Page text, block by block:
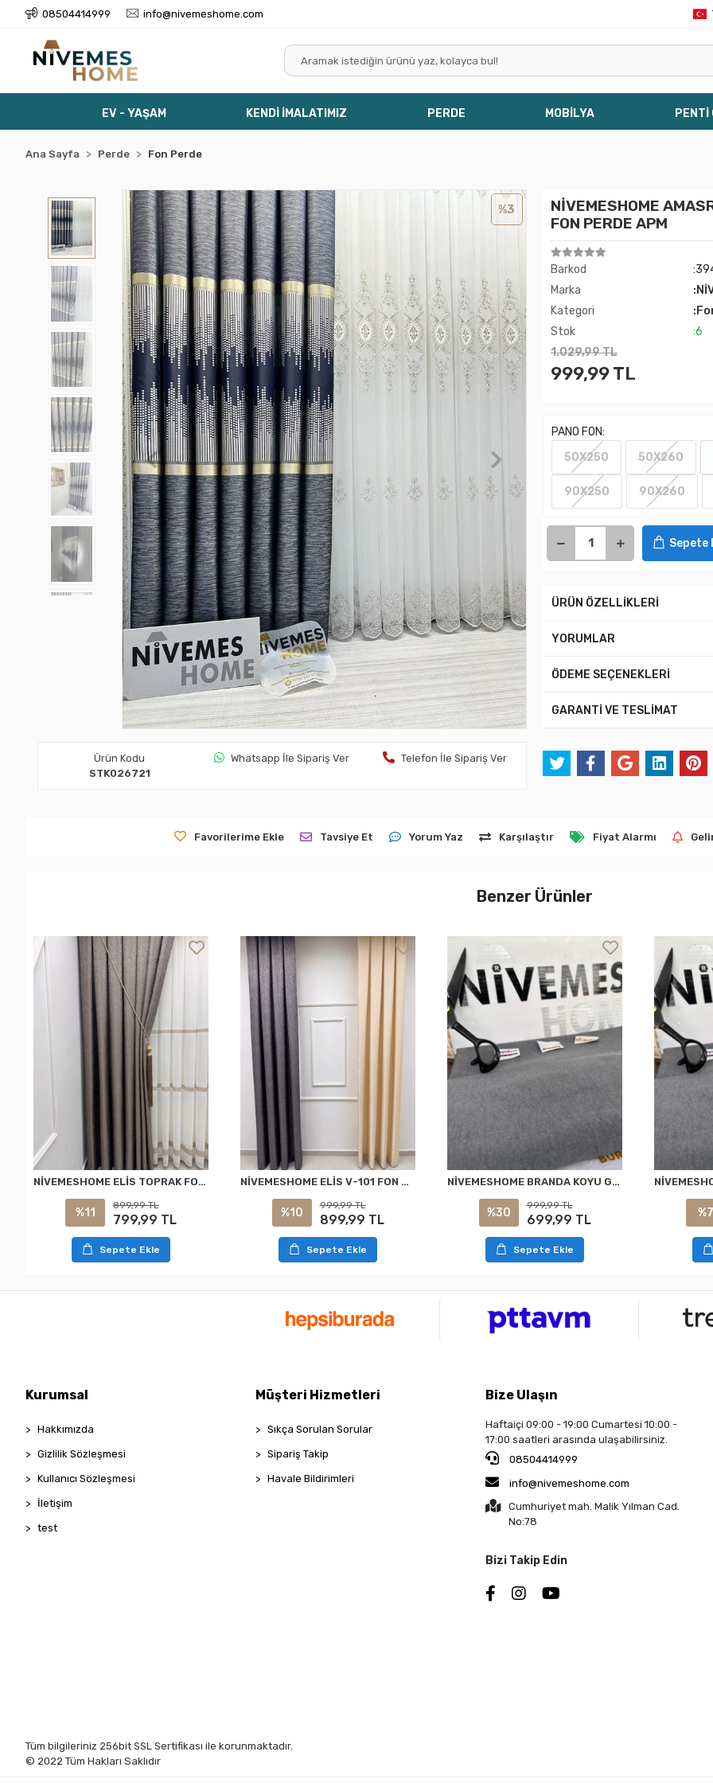
08504414999 info@nivemeshome.com
EV - YAŞAM KENDİ İMALATIMIZ PERDE MOBİLYA PENTİ
Ana Sayfa Perde Fon Perde
%3
Ürün Kodu
STK026721
Whatsapp İle Sipariş Ver Telefon İle Sipariş Ver
NİVEMESHOME
FON PERDE APM
Barkod
Marka
Kategori
Stok
:6
1.029,99 TL
999,99 TL
PANO FON:
50X250
50X260
90X250 90X260
Sepete
ÜRÜN ÖZELLİKLERİ
YORUMLAR
ÖDEME SEÇENEKLERİ
GARANTİ VE TESLİMAT
Favorilerime Ekle Tavsiye Et Yorum Yaz Karşılaştır Fiyat Alarmı
Benzer Ürünler
NİVEMESHOME ELİS TOPRAK FON PERDE 1/3 SIK PİLELİ PERDE APM
%11
899,99 TL
799,99 TL
Sepete Ekle
NİVEMESHOME ELİS V-101 FON PERDE 1/3 SIK PİLELİ PERDE APM
%10
999,99 TL
899,99 TL
Sepete Ekle
NİVEMESHOME BRANDA KOYU GRİ BALKON PERDESİ
%30
999,99 TL
699,99 TL
Sepete Ekle
%7
Kurumsal
Hakkımızda
Gizlilik Sözleşmesi
Kullanıcı Sözleşmesi
İletişim
test
Müşteri Hizmetleri
Sıkça Sorulan Sorular
Sipariş Takip
Havale Bildirimleri
Bize Ulaşın
Haftaiçi 09:00 - 19:00 Cumartesi 10:00 -
17:00 saatleri arasında ulaşabilirsiniz.
08504414999
info@nivemeshome.com
Cumhuriyet mah. Malik Yılman Cad.
No:78
Bizi Takip Edin
Tüm bilgileriniz 256bit SSL Sertifikası ile korunmaktadır.
© 2022 Tüm Hakları Saklıdır